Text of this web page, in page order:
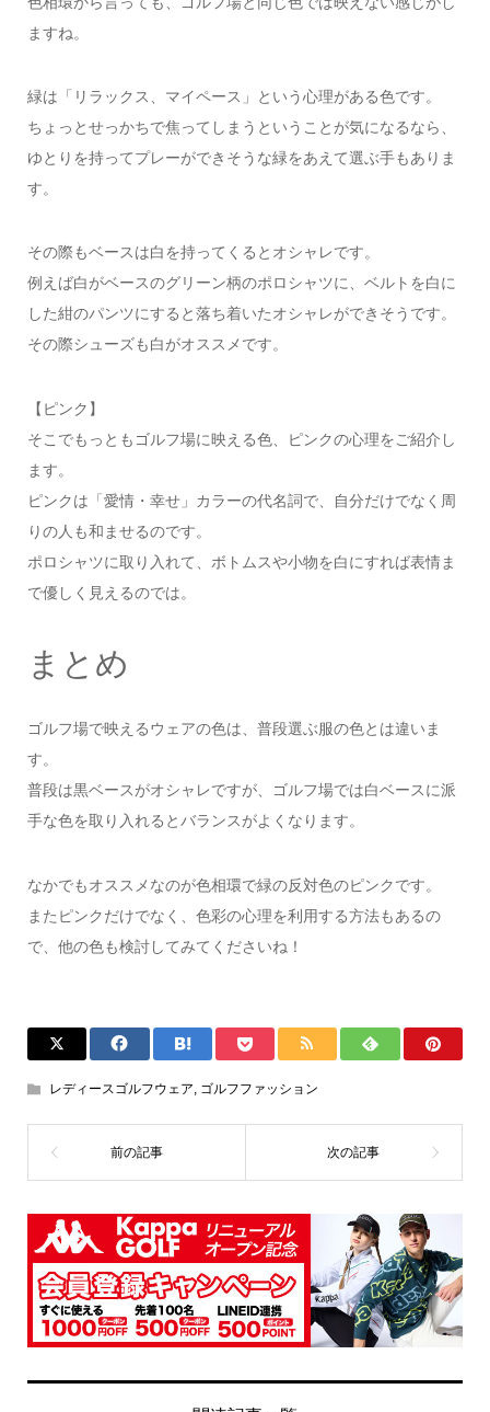
ますね。
緑は「リラックス、マイペース」という心理がある色です。
ちょっとせっかちで焦ってしまうということが気になるなら、
ゆとりを持ってプレーができそうな緑をあえて選ぶ手もありま
す。
その際もベースは白を持ってくるとオシャレです。
例えば白がベースのグリーン柄のポロシャツに、ベルトを白に
した紺のパンツにすると落ち着いたオシャレができそうです。
その際シューズも白がオススメです。
【ピンク】
そこでもっともゴルフ場に映える色、ピンクの心理をご紹介し
ます。
ピンクは「愛情・幸せ」カラーの代名詞で、自分だけでなく周
りの人も和ませるのです。
ポロシャツに取り入れて、ボトムスや小物を白にすれば表情ま
で優しく見えるのでは。
まとめ
ゴルフ場で映えるウェアの色は、普段選ぶ服の色とは違いま
す。
普段は黒ベースがオシャレですが、ゴルフ場では白ベースに派
手な色を取り入れるとバランスがよくなります。
なかでもオススメなのが色相環で緑の反対色のピンクです。
またピンクだけでなく、色彩の心理を利用する方法もあるの
で、他の色も検討してみてくださいね！
レディースゴルフウェア, ゴルフファッション